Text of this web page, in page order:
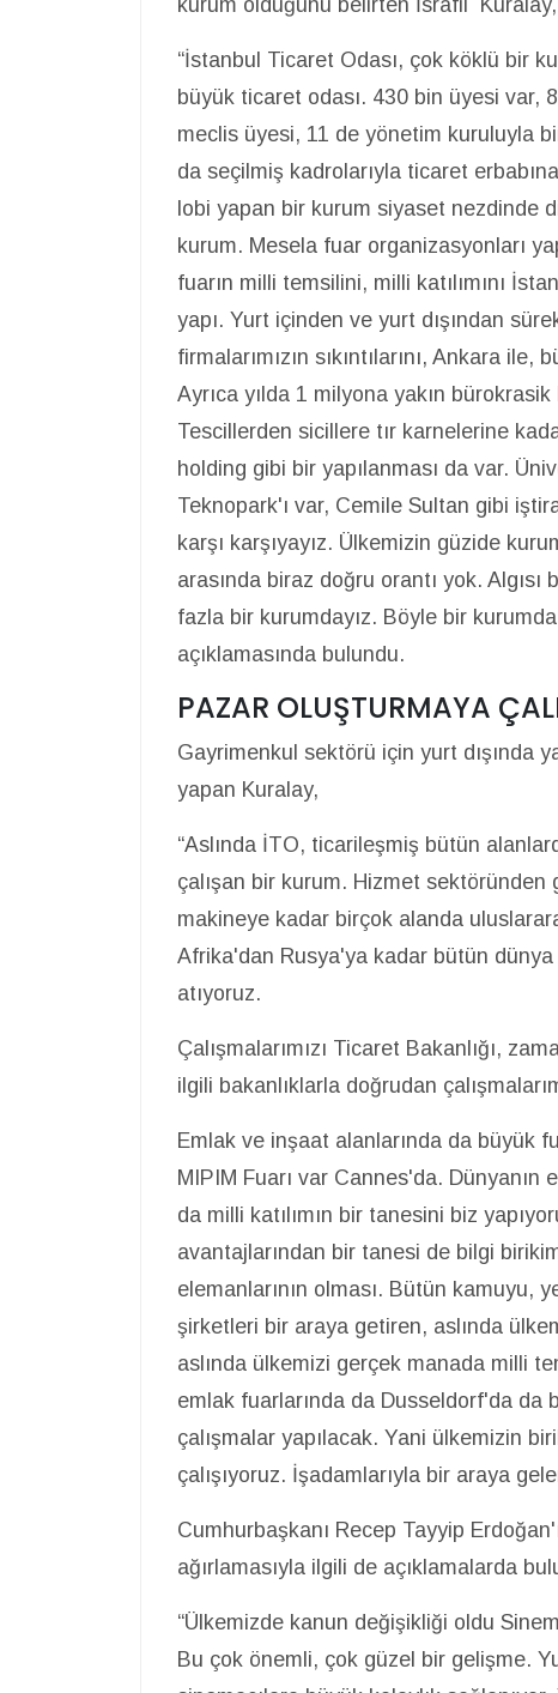
kurum olduğunu belirten İsrafil Kuralay,
“İstanbul Ticaret Odası, çok köklü bir
büyük ticaret odası. 430 bin üyesi var,
meclis üyesi, 11 de yönetim kuruluyla
da seçilmiş kadrolarıyla ticaret
lobi yapan bir kurum siyaset nezdinde
kurum. Mesela fuar organizasyonları
fuarın milli temsilini, milli katılımını
yapı. Yurt içinden ve yurt dışından
firmalarımızın sıkıntılarını, Ankara
Ayrıca yılda 1 milyona yakın
Tescillerden sicillere tır karnelerine
holding gibi bir yapılanması da var.
Teknopark'ı var, Cemile Sultan gibi
karşı karşıyayız. Ülkemizin güzide
arasında biraz doğru orantı yok.
fazla bir kurumdayız. Böyle bir
açıklamasında bulundu.
PAZAR OLUŞTURMAYA
Gayrimenkul sektörü için yurt dışında
yapan Kuralay,
“Aslında İTO, ticarileşmiş bütün
çalışan bir kurum. Hizmet sektöründen
makineye kadar birçok alanda
Afrika'dan Rusya'ya kadar bütün
atıyoruz.
Çalışmalarımızı Ticaret Bakanlığı,
ilgili bakanlıklarla doğrudan
Emlak ve inşaat alanlarında da büyük
MIPIM Fuarı var Cannes'da.
da milli katılımın bir tanesini biz
avantajlarından bir tanesi de bilgi
elemanlarının olması. Bütün kamuyu,
şirketleri bir araya getiren, aslında
aslında ülkemizi gerçek manada milli
emlak fuarlarında da Dusseldorf'da da
çalışmalar yapılacak. Yani ülkemizin
çalışıyoruz. İşadamlarıyla bir araya
Cumhurbaşkanı Recep Tayyip
ağırlamasıyla ilgili de açıklamalarda
“Ülkemizde kanun değişikliği oldu
Bu çok önemli, çok güzel bir gelişme.